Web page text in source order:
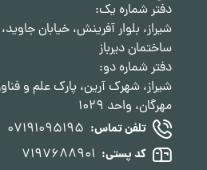
دفتر شماره یک:
ساختمان دیرباز
دفتر شماره دو:
شیراز، شهرک آرین، پارک علم و
مهرگان، واحد 1029
تلفن تماس: 07191095195
کد پستی: 7197688901